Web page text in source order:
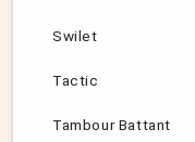
Swilet
Tactic
Tambour Battant